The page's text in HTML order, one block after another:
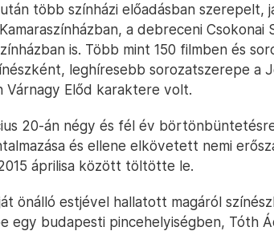
több színházi előadásban
a debreceni Csokonai
is. Több mint 150 filmben és
leghíresebb sorozatszerepe a
Várnagy Előd karaktere volt.
20-án négy és fél év
és ellene elkövetett nemi
áprilisa között töltötte le.
önálló estjével hallatott magáról
egy budapesti pincehelyiségben, Tóth